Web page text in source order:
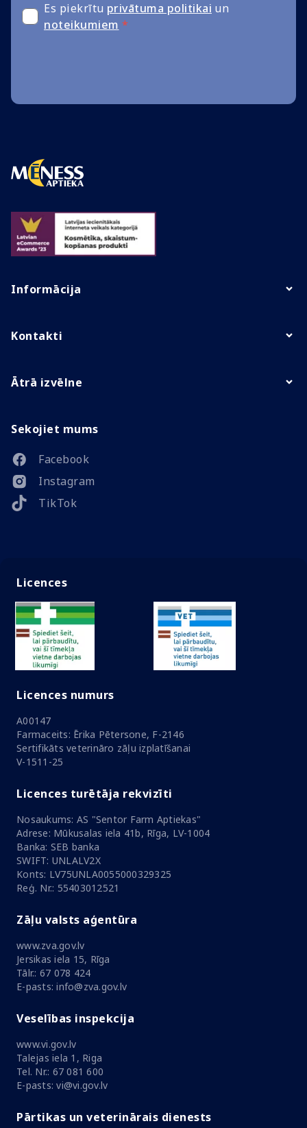
Es piekrītu privātuma politikai un
noteikumiem *
Informācija
Kontakti
Ātrā izvēlne
Sekojiet mums
Facebook
Instagram
TikTok
Licences
Licences numurs
A00147
Farmaceits: Ērika Pētersone, F-2146
Sertifikāts veterināro zāļu izplatīšanai
V-1511-25
Licences turētāja rekvizīti
Nosaukums: AS "Sentor Farm Aptiekas"
Adrese: Mūkusalas iela 41b, Rīga, LV-1004
Banka: SEB banka
SWIFT: UNLALV2X
Konts: LV75UNLA0055000329325
Reģ. Nr.: 55403012521
Zāļu valsts aģentūra
www.zva.gov.lv
Jersikas iela 15, Rīga
Tālr.: 67 078 424
E-pasts: info@zva.gov.lv
Veselības inspekcija
www.vi.gov.lv
Talejas iela 1, Riga
Tel. Nr.: 67 081 600
E-pasts: vi@vi.gov.lv
Pārtikas un veterinārais dienests